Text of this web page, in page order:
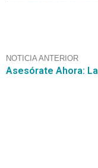
NOTICIA ANTERIOR